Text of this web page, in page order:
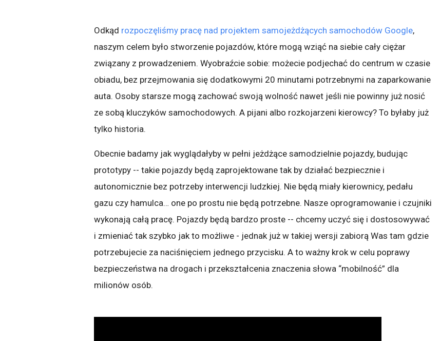
Odkąd rozpoczęliśmy pracę nad projektem samojeżdżących samochodów Google,
naszym celem było stworzenie pojazdów, które mogą wziąć na siebie cały ciężar
związany z prowadzeniem. Wyobraźcie sobie: możecie podjechać do centrum w czasie
obiadu, bez przejmowania się dodatkowymi 20 minutami potrzebnymi na zaparkowanie
auta. Osoby starsze mogą zachować swoją wolność nawet jeśli nie powinny już nosić
ze sobą kluczyków samochodowych. A pijani albo rozkojarzeni kierowcy? To byłaby już
tylko historia.
Obecnie badamy jak wyglądałyby w pełni jeżdżące samodzielnie pojazdy, budując
prototypy -- takie pojazdy będą zaprojektowane tak by działać bezpiecznie i
autonomicznie bez potrzeby interwencji ludzkiej. Nie będą miały kierownicy, pedału
gazu czy hamulca… one po prostu nie będą potrzebne. Nasze oprogramowanie i czujniki
wykonają całą pracę. Pojazdy będą bardzo proste -- chcemy uczyć się i dostosowywać
i zmieniać tak szybko jak to możliwe - jednak już w takiej wersji zabiorą Was tam gdzie
potrzebujecie za naciśnięciem jednego przycisku. A to ważny krok w celu poprawy
bezpieczeństwa na drogach i przekształcenia znaczenia słowa “mobilność” dla
milionów osób.